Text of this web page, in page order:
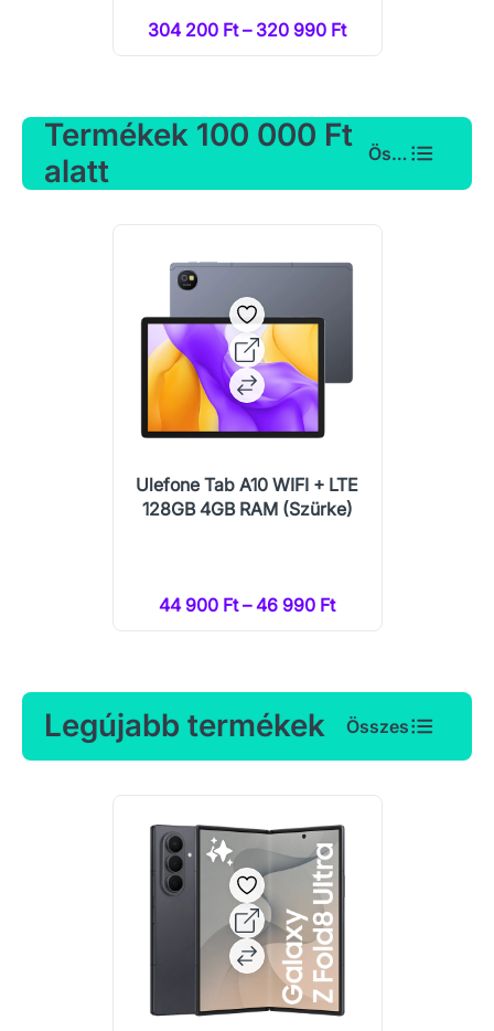
304 200 Ft – 320 990 Ft
Termékek 100 000 Ft
alatt
Összes
Ulefone Tab A10 WIFI + LTE
128GB 4GB RAM (Szürke)
44 900 Ft – 46 990 Ft
Legújabb termékek Összes